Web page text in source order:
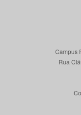
Campus
Rua